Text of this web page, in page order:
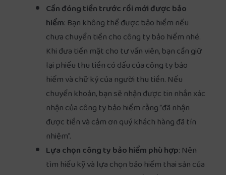
Cần đóng tiền trước rồi mới được bảo
hiểm: Bạn không thể được bảo hiểm nếu
chưa chuyển tiền cho công ty bảo hiểm nhé.
Khi đưa tiền mặt cho tư vấn viên, bạn cần giữ
lại phiếu thu tiền có dấu của công ty bảo
hiểm và chữ ký của người thu tiền. Nếu
chuyển khoản, bạn sẽ nhận được tin nhắn xác
nhận của công ty bảo hiểm rằng “đã nhận
được tiền và cảm ơn quý khách hàng đã tín
nhiệm”.
Lựa chọn công ty bảo hiểm phù hợp: Nên
tìm hiểu kỹ và lựa chọn bảo hiểm thai sản của